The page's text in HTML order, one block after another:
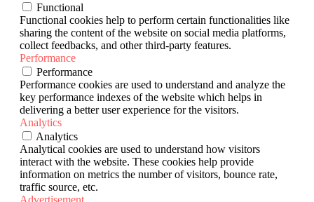
Functional
Functional cookies help to perform certain functionalities like
sharing the content of the website on social media platforms,
collect feedbacks, and other third-party features.
Performance
Performance
Performance cookies are used to understand and analyze the
key performance indexes of the website which helps in
delivering a better user experience for the visitors.
Analytics
Analytics
Analytical cookies are used to understand how visitors
interact with the website. These cookies help provide
information on metrics the number of visitors, bounce rate,
traffic source, etc.
Advertisement